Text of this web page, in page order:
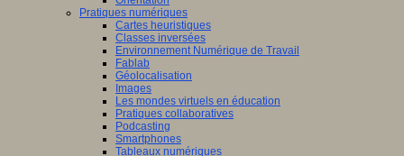
Pratiques numériques
Cartes heuristiques
Classes inversées
Environnement Numérique de Travail
Fablab
Géolocalisation
Images
Les mondes virtuels en éducation
Pratiques collaboratives
Podcasting
Smartphones
Tableaux numériques